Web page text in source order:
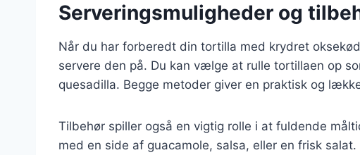
Serveringsmuligheder og
Når du har forberedt din tortilla med krydret
servere den på. Du kan vælge at rulle tortillaen op
quesadilla. Begge metoder giver en praktisk og
Tilbehør spiller også en vigtig rolle i at fuldende
med en side af guacamole, salsa, eller en frisk